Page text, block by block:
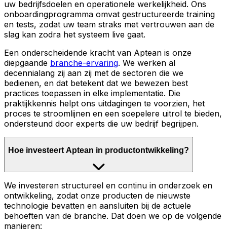
uw bedrijfsdoelen en operationele werkelijkheid. Ons
onboardingprogramma omvat gestructureerde training
en tests, zodat uw team straks met vertrouwen aan de
slag kan zodra het systeem live gaat.
Een onderscheidende kracht van Aptean is onze
diepgaande branche-ervaring. We werken al
decennialang zij aan zij met de sectoren die we
bedienen, en dat betekent dat we bewezen best
practices toepassen in elke implementatie. Die
praktijkkennis helpt ons uitdagingen te voorzien, het
proces te stroomlijnen en een soepelere uitrol te bieden,
ondersteund door experts die uw bedrijf begrijpen.
Hoe investeert Aptean in productontwikkeling?
We investeren structureel en continu in onderzoek en
ontwikkeling, zodat onze producten de nieuwste
technologie bevatten en aansluiten bij de actuele
behoeften van de branche. Dat doen we op de volgende
manieren: